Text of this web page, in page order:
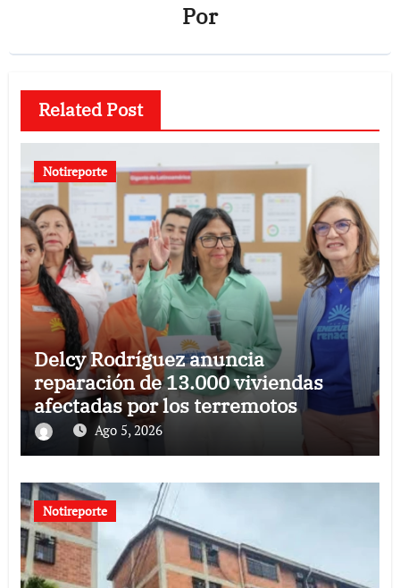
Por
Related Post
Notireporte
Delcy Rodríguez anuncia
reparación de 13.000 viviendas
afectadas por los terremotos
Ago 5, 2026
Notireporte